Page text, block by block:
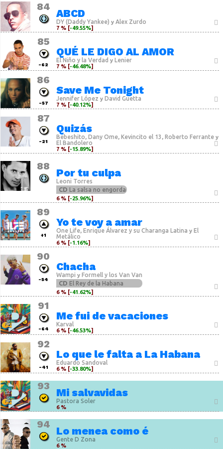
84
ABCD
DY (Daddy Yankee) yAlex Zurdo
7 % [-49.55%]
85
-62
QUÉ LE DIGO AL AMOR
El Niño y la Verdad y Lenier
7 % [-46.48%]
86
-57
Save Me Tonight
Jennifer López y David Guetta
7 % [-40.12%]
87
-21
Quizás
Bebeshito, Dany Ome, Kevincito el 13 , Roberto Ferrante y
El Bandolero
7 % [-15.89%]
88
Por tu culpa
Leoni Torres
CDLa salsa no engorda
6 % [-25.96%]
89
+1
Yo te voy a amar
One Life, Enrique Álvarez y su Charanga Latina y El
Metálico
6 % [-1.16%]
90
-54
Chacha
Wampi y Formell y los Van Van
CDEl Rey de la Habana
6 % [-41.62%]
91
-64
Me fui de vacaciones
Karval
6 % [-46.53%]
92
-41
Lo que le falta a La Habana
Eduardo Sandoval
6 % [-33.80%]
93
Mi salvavidas
Pastora Soler
6 %
94
Lo menea como é
Gente D Zona
6 %